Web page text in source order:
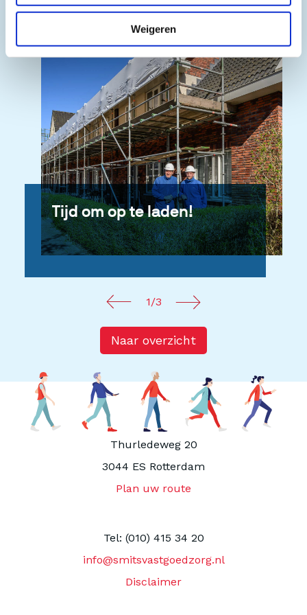
Weigeren
Tijd om op te laden!
1/3
Naar overzicht
Thurledeweg 20
3044 ES Rotterdam
Plan uw route
Tel: (010) 415 34 20
info@smitsvastgoedzorg.nl
Disclaimer